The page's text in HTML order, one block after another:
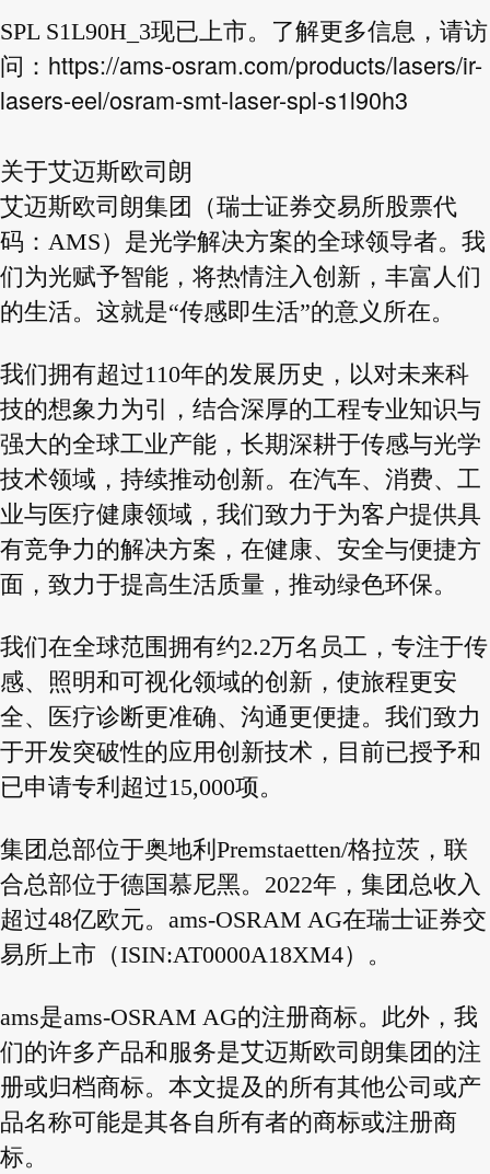
SPL S1L90H_3现已上市。了解更多信息，请访
问： https://ams-osram.com/products/lasers/ir-
lasers-eel/osram-smt-laser-spl-s1l90h3
关于艾迈斯欧司朗
艾迈斯欧司朗集团（瑞士证券交易所股票代
码：AMS）是光学解决方案的全球领导者。我
们为光赋予智能，将热情注入创新，丰富人们
的生活。这就是“传感即生活”的意义所在。
我们拥有超过110年的发展历史，以对未来科
技的想象力为引，结合深厚的工程专业知识与
强大的全球工业产能，长期深耕于传感与光学
技术领域，持续推动创新。在汽车、消费、工
业与医疗健康领域，我们致力于为客户提供具
有竞争力的解决方案，在健康、安全与便捷方
面，致力于提高生活质量，推动绿色环保。
我们在全球范围拥有约2.2万名员工，专注于传
感、照明和可视化领域的创新，使旅程更安
全、医疗诊断更准确、沟通更便捷。我们致力
于开发突破性的应用创新技术，目前已授予和
已申请专利超过15,000项。
集团总部位于奥地利Premstaetten/格拉茨，联
合总部位于德国慕尼黑。2022年，集团总收入
超过48亿欧元。ams-OSRAM AG在瑞士证券交
易所上市（ISIN:AT0000A18XM4）。
ams是ams-OSRAM AG的注册商标。此外，我
们的许多产品和服务是艾迈斯欧司朗集团的注
册或归档商标。本文提及的所有其他公司或产
品名称可能是其各自所有者的商标或注册商
标。